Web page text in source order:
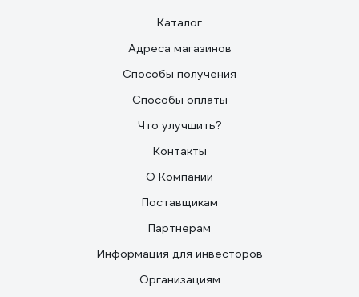
Каталог
Адреса магазинов
Способы получения
Способы оплаты
Что улучшить?
Контакты
О Компании
Поставщикам
Партнерам
Информация для инвесторов
Организациям